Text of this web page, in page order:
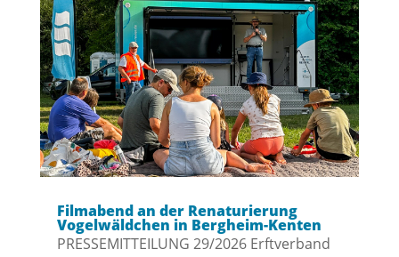
Filmabend an der Renaturierung
Vogelwäldchen in Bergheim-Kenten
PRESSEMITTEILUNG 29/2026 Erftverband